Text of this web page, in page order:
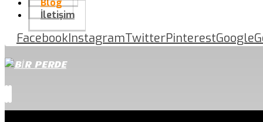
Blog
İletişim
FacebookInstagramTwitterPinterestGoogle